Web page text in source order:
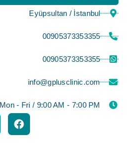
Eyüpsultan / İstanbul
00905373353355
00905373353355
info@gplusclinic.com
Mon - Fri / 9:00 AM - 7:00 PM